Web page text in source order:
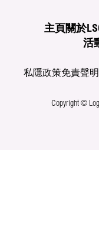
主頁 關於
活
私隱政策免責聲明
Copyright ©